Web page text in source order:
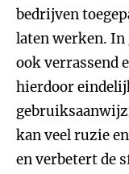
bedrijven
laten werken.
ook verrassend
hierdoor
kan veel ruzie
en verbetert de